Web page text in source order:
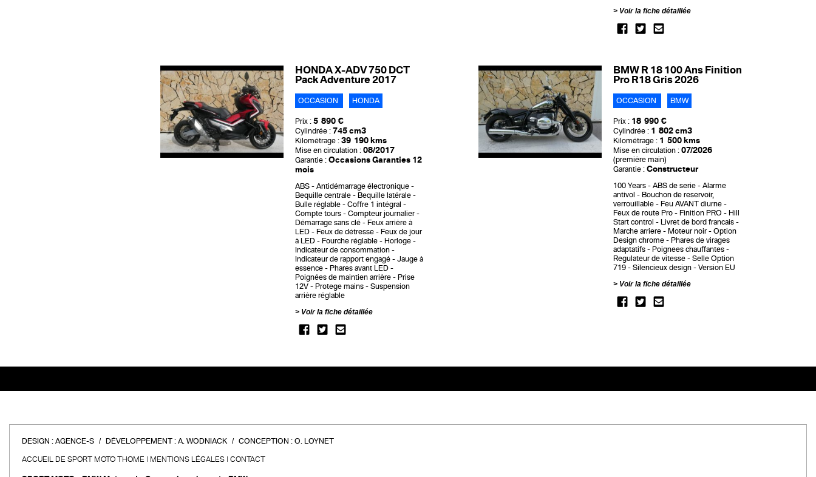
Voir la fiche détaillée
HONDA X-ADV 750 DCT
Pack Adventure 2017
OCCASION HONDA
Prix : 5 890 €
Cylindrée : 745 cm3
Kilométrage : 39 190 kms
Mise en circulation : 08/2017
Garantie : Occasions Garanties 12
mois
ABS
Antidémarrage électronique
Bequille centrale
Bequille latérale
Bulle réglable
Coffre 1 intégral
Compte tours
Compteur journalier
Démarrage sans clé
Feux arrière à
LED
Feux de détresse
Feux de jour
à LED
Fourche réglable
Horloge
Indicateur de consommation
Indicateur de rapport engagé
Jauge à
essence
Phares avant LED
Poignées de maintien arrière
Prise
12V
Protege mains
Suspension
arrière réglable
Voir la fiche détaillée
BMW R 18 100 Ans Finition
Pro R18 Gris 2026
OCCASION BMW
Prix : 18 990 €
Cylindrée : 1 802 cm3
Kilométrage : 1 500 kms
Mise en circulation : 07/2026
(première main)
Garantie : Constructeur
100 Years ABS de serie
Alarme
antivol
Bouchon de reservoir,
verrouillable
Feu AVANT diurne
Feux de route Pro
Finition PRO
Hill
Start control
Livret de bord francais
Marche arriere
Moteur noir
Option
Design chrome
Phares de virages
adaptatifs
Poignees chauffantes
Regulateur de vitesse
Selle Option
719
Silencieux design
Version EU
Voir la fiche détaillée
DESIGN : AGENCE-S DÉVELOPPEMENT : A. WODNIACK CONCEPTION : O. LOYNET
ACCUEIL DE SPORT MOTO THOME MENTIONS LÉGALES CONTACT